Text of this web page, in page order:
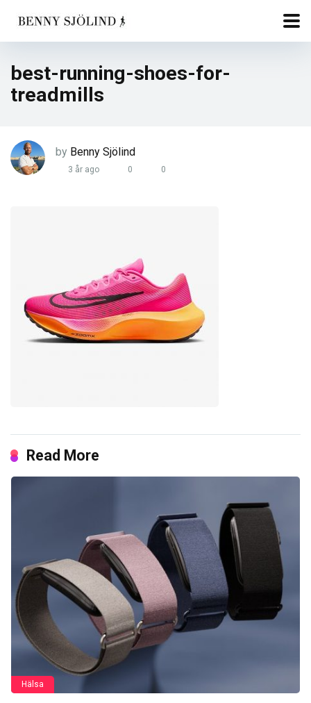
best-running-shoes-for-
treadmills
by Benny Sjölind
3 år ago 0 0
Read More
Hälsa